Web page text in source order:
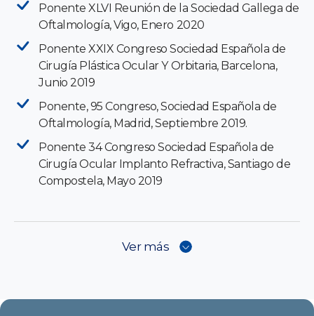
Ponente XLVI Reunión de la Sociedad Gallega de
Oftalmología, Vigo, Enero 2020
Ponente XXIX Congreso Sociedad Española de
Cirugía Plástica Ocular Y Orbitaria, Barcelona,
Junio 2019
Ponente, 95 Congreso, Sociedad Española de
Oftalmología, Madrid, Septiembre 2019.
Ponente 34 Congreso Sociedad Española de
Cirugía Ocular Implanto Refractiva, Santiago de
Compostela, Mayo 2019
Ver más